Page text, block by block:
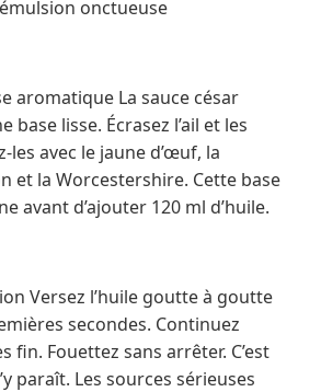
onctueuse
aromatique La sauce césar
base lisse. Écrasez l’ail et les
les avec le jaune d’œuf, la
et la Worcestershire. Cette base
avant d’ajouter 120 ml d’huile.
Versez l’huile goutte à goutte
secondes. Continuez
fin. Fouettez sans arrêter. C’est
paraît. Les sources sérieuses